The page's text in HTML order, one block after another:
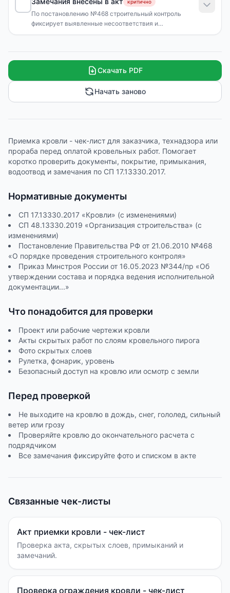
критично
По постановлению №468 строительный контроль
фиксирует выявленные несоответствия и
контролирует их устранение.
Скачать PDF
Начать заново
Приемка кровли - чек-лист для заказчика, технадзора или
прораба перед оплатой кровельных работ. Помогает
коротко проверить документы, покрытие, примыкания,
водоотвод и замечания по СП 17.13330.2017.
Нормативные документы
СП 17.13330.2017 «Кровли» (с изменениями)
СП 48.13330.2019 «Организация строительства» (с
изменениями)
Постановление Правительства РФ от 21.06.2010 №468
«О порядке проведения строительного контроля»
Приказ Минстроя России от 16.05.2023 №344/пр «Об
утверждении состава и порядка ведения исполнительной
документации...»
Что понадобится для проверки
Проект или рабочие чертежи кровли
Акты скрытых работ по слоям кровельного пирога
Фото скрытых слоев
Рулетка, фонарик, уровень
Безопасный доступ на кровлю или осмотр с земли
Перед проверкой
Не выходите на кровлю в дождь, снег, гололед, сильный
ветер или грозу
Проверяйте кровлю до окончательного расчета с
подрядчиком
Все замечания фиксируйте фото и списком в акте
Связанные чек-листы
Акт приемки кровли - чек-лист
Проверка акта, скрытых слоев, примыканий и
замечаний.
Проверка ограждения кровли - чек-лист